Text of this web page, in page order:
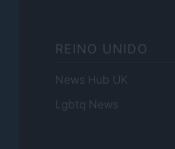
REINO UNIDO
News Hub UK
Lgbtq News